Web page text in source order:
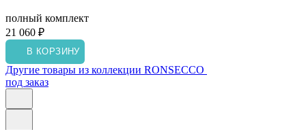
полный комплект
21 060 ₽
В КОРЗИНУ
Другие товары из коллекции RONSECCO
под заказ